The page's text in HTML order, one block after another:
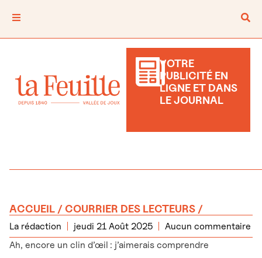
VOTRE
PUBLICITÉ EN
LIGNE ET DANS
LE JOURNAL
ACCUEIL /COURRIER DES LECTEURS /
La rédaction jeudi 21 Août 2025
Aucun commentaire
Ah, encore un clin d’œil : j’aimerais comprendre